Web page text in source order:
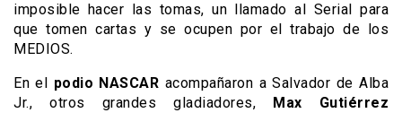
imposible hacer las tomas, un llamado al Serial para
que tomen cartas y se ocupen por el trabajo de los
MEDIOS.
En el podio NASCAR acompañaron a Salvador de Alba
Jr., otros grandes gladiadores,
Max Gutiérrez